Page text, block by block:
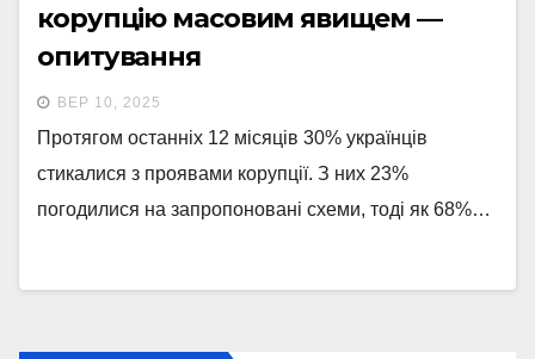
корупцію масовим явищем —
опитування
ВЕР 10, 2025
Протягом останніх 12 місяців 30% українців
стикалися з проявами корупції. З них 23%
погодилися на запропоновані схеми, тоді як 68%…